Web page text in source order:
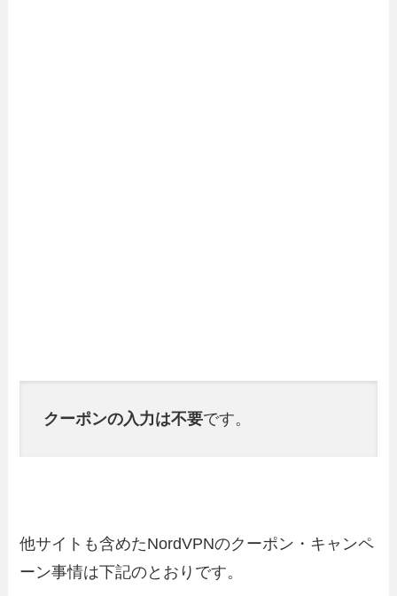
クーポンの入力は不要です。
他サイトも含めたNordVPNのクーポン・キャンペ
ーン事情は下記のとおりです。